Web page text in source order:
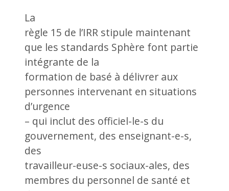
La
règle 15 de l’IRR stipule maintenant
que les standards Sphère font partie
intégrante de la
formation de basé à délivrer aux
personnes intervenant en situations
d’urgence
– qui inclut des officiel-le-s du
gouvernement, des enseignant-e-s,
des
travailleur-euse-s sociaux-ales, des
membres du personnel de santé et